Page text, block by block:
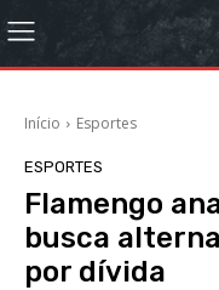
Início Esportes
ESPORTES
Flamengo
busca
por dívida